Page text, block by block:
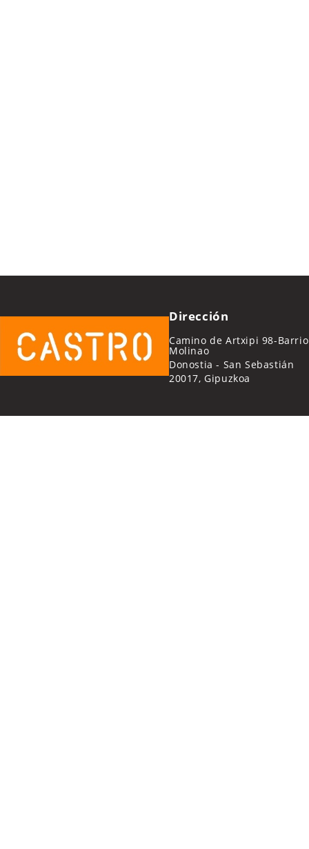
Dirección
Camino de Artxipi 98-Barrio
Molinao
Donostia - San Sebastián
20017, Gipuzkoa